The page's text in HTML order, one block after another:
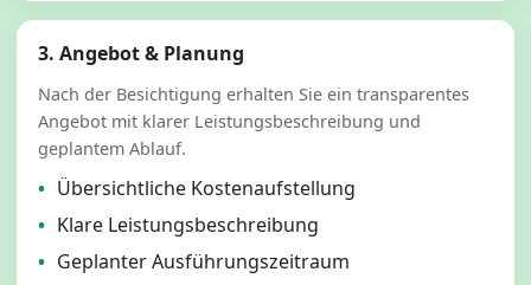
3. Angebot & Planung
Nach der Besichtigung erhalten Sie ein transparentes
Angebot mit klarer Leistungsbeschreibung und
geplantem Ablauf.
Übersichtliche Kostenaufstellung
Klare Leistungsbeschreibung
Geplanter Ausführungszeitraum